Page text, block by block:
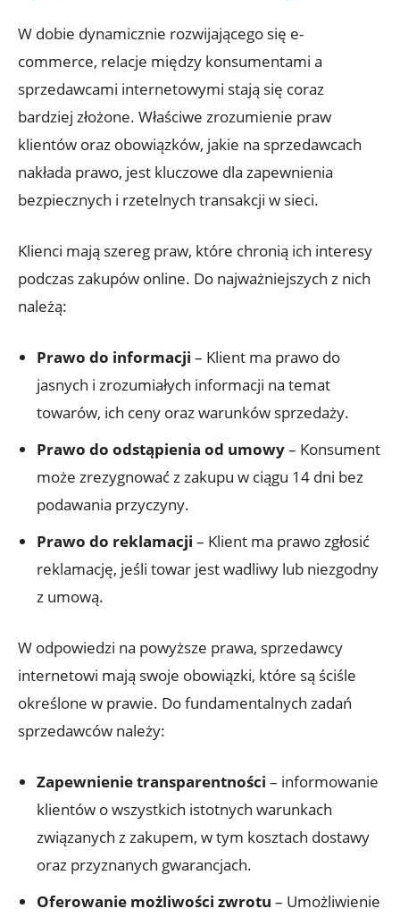
W dobie dynamicznie rozwijającego się e-
commerce, relacje między konsumentami a
sprzedawcami internetowymi stają się coraz
bardziej złożone. Właściwe zrozumienie praw
klientów oraz obowiązków, jakie na sprzedawcach
nakłada prawo, jest kluczowe dla zapewnienia
bezpiecznych i rzetelnych transakcji w sieci.
Klienci mają szereg praw, które chronią ich interesy
podczas zakupów online. Do najważniejszych z nich
należą:
Prawo do informacji – Klient ma prawo do
jasnych i zrozumiałych informacji na temat
towarów, ich ceny oraz warunków sprzedaży.
Prawo do odstąpienia od umowy– Konsument
może zrezygnować z zakupu w ciągu 14 dni bez
podawania przyczyny.
Prawo do reklamacji – Klient ma prawo zgłosić
reklamację, jeśli towar jest wadliwy lub niezgodny
z umową.
W odpowiedzi na powyższe prawa, sprzedawcy
internetowi mają swoje obowiązki, które są ściśle
określone w prawie. Do fundamentalnych zadań
sprzedawców należy:
Zapewnienie transparentności – informowanie
klientów o wszystkich istotnych warunkach
związanych z zakupem, w tym kosztach dostawy
oraz przyznanych gwarancjach.
Oferowanie możliwości zwrotu – Umożliwienie